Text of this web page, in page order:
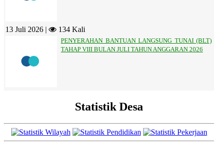
13 Juli 2026 | 134 Kali
PENYERAHAN BANTUAN LANGSUNG TUNAI (BLT)
TAHAP VIII BULAN JULI TAHUN ANGGARAN 2026
Statistik Desa